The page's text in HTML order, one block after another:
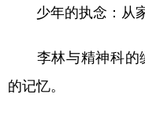
少年的执念：从
李林与精神科的
的记忆。